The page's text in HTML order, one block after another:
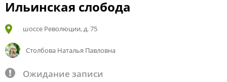
Ильинская слобода
шоссе Революции, д. 75
Столбова Наталья Павловна
Ожидание записи